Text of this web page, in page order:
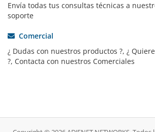
Envía todas tus consultas técnicas a
soporte
Comercial
¿ Dudas con nuestros productos ?, ¿
?, Contacta con nuestros Comerciales